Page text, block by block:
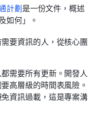
計劃是一份文件，概述
如何」。
需要資訊的人，從核心團
都需要所有更新。開發人
高層級的時間表風險。
資訊過載，這是專案溝